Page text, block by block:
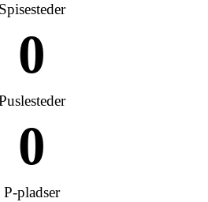
Spisesteder
0
P-pladser
0